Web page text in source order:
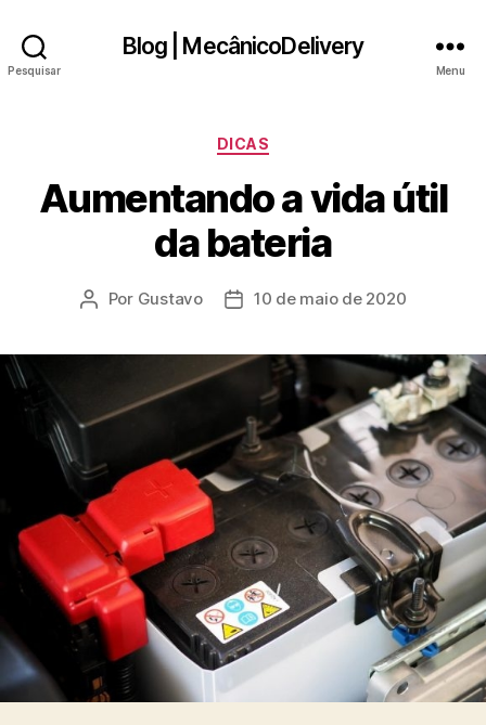
Pesquisar
Blog | MecânicoDelivery
Menu
Categorias
DICAS
Aumentando a vida útil
da bateria
Autor
Por Gustavo
Data10 de maio de 2020